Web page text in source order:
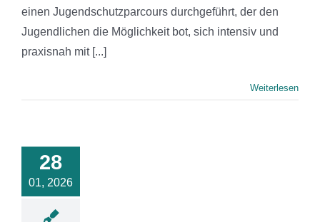
einen Jugendschutzparcours durchgeführt, der den
Jugendlichen die Möglichkeit bot, sich intensiv und
praxisnah mit [...]
Weiterlesen
28
01, 2026
für
der
Iserlohn